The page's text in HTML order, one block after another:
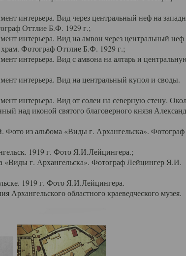
интерьера. Вид через центральный неф на
Оттлие Б.Ф. 1929 г.;
интерьера. Вид на амвон через центральный неф
Фотограф Оттлие Б.Ф. 1929 г.;
интерьера. Вид с амвона на алтарь и
интерьера. Вид на центральный купол и своды.
интерьера. Вид от солеи на северную стену.
над иконой святого благоверного князя
из альбома «Виды г. Архангельска». Фотограф
1919 г. Фото Я.И.Лейцингера.;
г. Архангельска». Фотограф Лейцингер Я.И.
1919 г. Фото Я.И.Лейцингера.
областного краеведческого музея.